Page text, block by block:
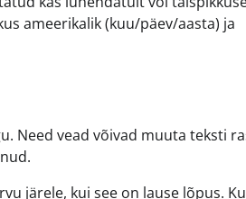
ameerikalik (kuu/päev/aasta) ja
Need vead võivad muuta teksti
järele, kui see on lause lõpus.